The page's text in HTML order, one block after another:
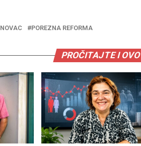
NOVAC POREZNA REFORMA
PROČITAJTE I OVO